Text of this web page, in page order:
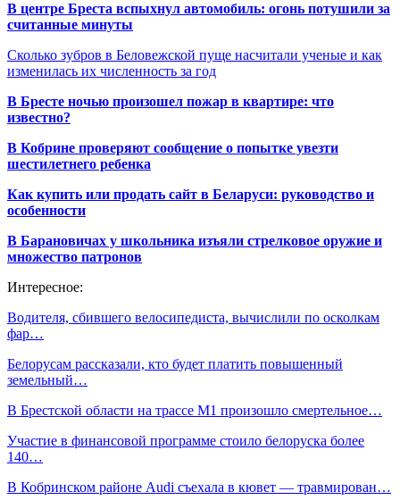
В центре Бреста вспыхнул автомобиль: огонь потушили за
считанные минуты
Сколько зубров в Беловежской пуще насчитали ученые и как
изменилась их численность за год
В Бресте ночью произошел пожар в квартире: что
известно?
В Кобрине проверяют сообщение о попытке увезти
шестилетнего ребенка
Как купить или продать сайт в Беларуси: руководство и
особенности
В Барановичах у школьника изъяли стрелковое оружие и
множество патронов
Интересное:
Водителя, сбившего велосипедиста, вычислили по осколкам
фар…
Белорусам рассказали, кто будет платить повышенный
земельный…
В Брестской области на трассе М1 произошло смертельное…
Участие в финансовой программе стоило белоруска более
140…
В Кобринском районе Audi съехала в кювет — травмирован…